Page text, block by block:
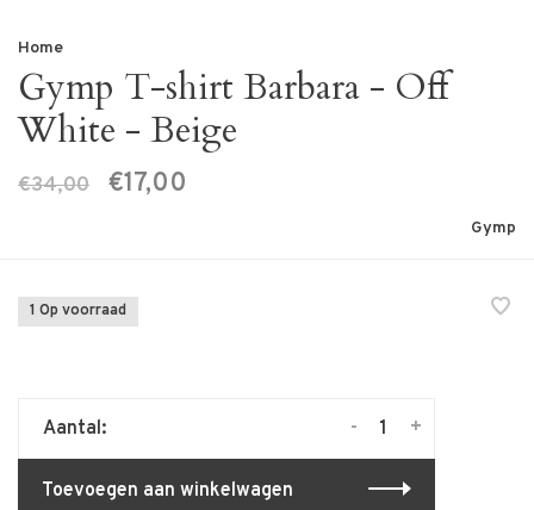
Home
Gymp T-shirt Barbara - Off
White - Beige
€34,00 €17,00
Gymp
1 Op voorraad
Aantal: +
-
Toevoegen aan winkelwagen